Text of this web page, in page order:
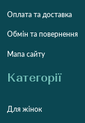
Оплата та доставка
Обмін та повернення
Мапа сайту
Категорії
Для жінок